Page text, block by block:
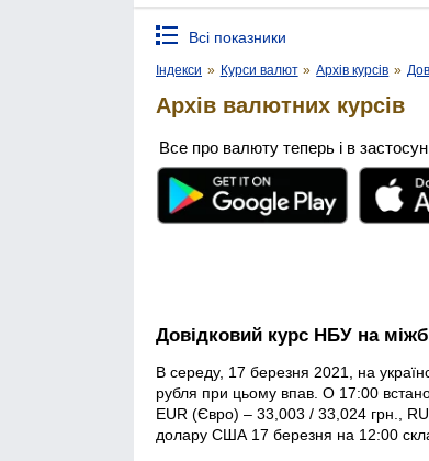
Всі показники
Індекси » Курси валют » Архів курсів »
Архів валютних курсів
Все про валюту теперь і в
Довідковий курс НБУ на
В середу, 17 березня 2021, на
рубля при цьому впав. О 17:00
EUR (Євро) – 33,003 / 33,024 грн.,
долару США 17 березня на 12:00